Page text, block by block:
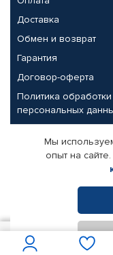
Доставка
Обмен и возврат
Гарантия
Договор-оферта
Политика обработки
персональных
Партнерам
Корпоративным
Поставщикам
© КАМАЗ ЦЕНТР
Интернет-магазин
Мы
опыт на